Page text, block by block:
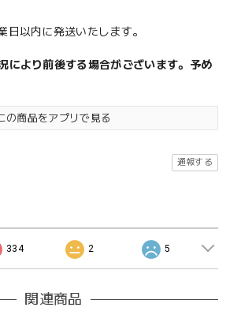
日以内に発送いたします。
により前後する場合がございます。予め
の商品をアプリで見る
通報する
334 2 5
関連商品